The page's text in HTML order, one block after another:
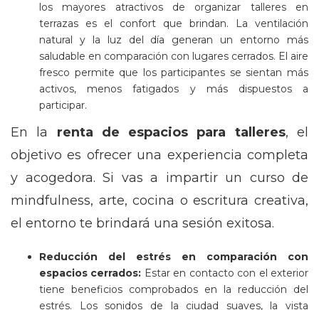
los mayores atractivos de organizar talleres en
terrazas es el confort que brindan. La ventilación
natural y la luz del día generan un entorno más
saludable en comparación con lugares cerrados. El aire
fresco permite que los participantes se sientan más
activos, menos fatigados y más dispuestos a
participar.
En la renta de espacios para talleres, el
objetivo es ofrecer una experiencia completa
y acogedora. Si vas a impartir un curso de
mindfulness, arte, cocina o escritura creativa,
el entorno te brindará una sesión exitosa.
Reducción del estrés en comparación con
espacios cerrados: Estar en contacto con el exterior
tiene beneficios comprobados en la reducción del
estrés. Los sonidos de la ciudad suaves, la vista